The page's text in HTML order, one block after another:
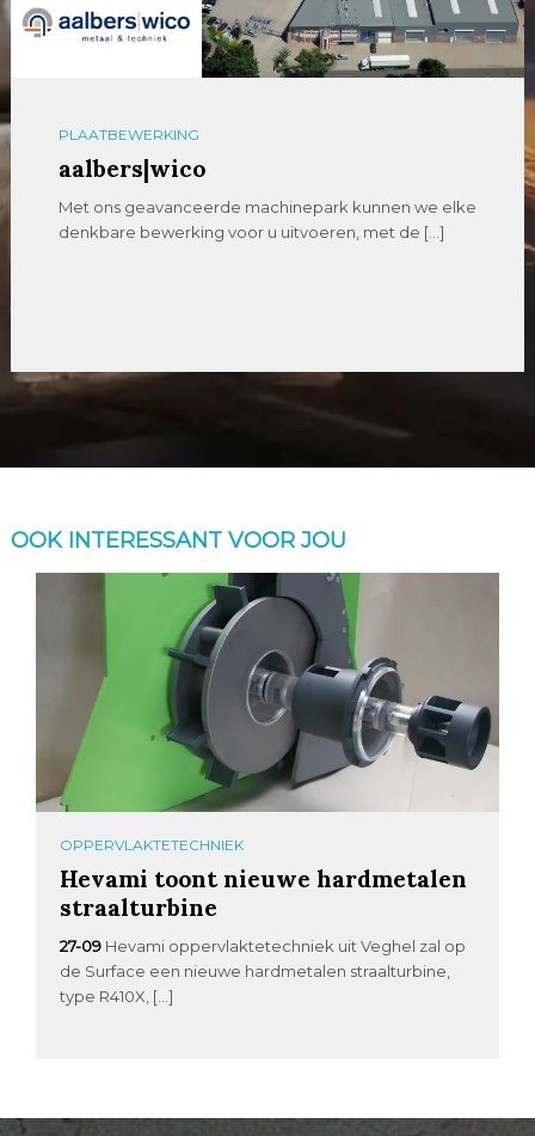
PLAATBEWERKING
aalbers|wico
Met ons geavanceerde machinepark kunnen we elke
denkbare bewerking voor u uitvoeren, met de […]
OOK INTERESSANT VOOR JOU
OPPERVLAKTETECHNIEK
Hevami toont nieuwe hardmetalen
straalturbine
27-09 Hevami oppervlaktetechniek uit Veghel zal op
de Surface een nieuwe hardmetalen straalturbine,
type R410X, […]